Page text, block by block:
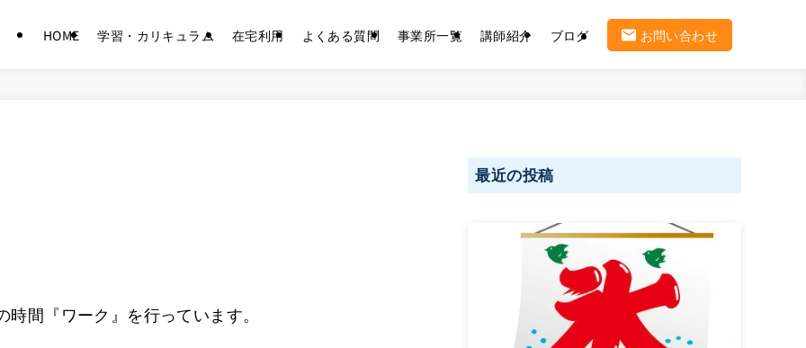
HOME 学習・カリキュラム 在宅利用 よくある質問 事業所一覧 講師紹介 ブログ お問い合わせ
間『ワーク』を行っています。
最近の投稿